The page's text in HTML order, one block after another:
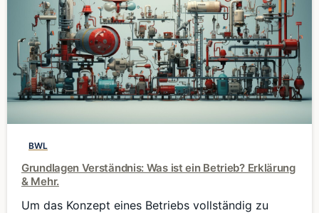
0
BWL
Grundlagen Verständnis: Was ist ein Betrieb? Erklärung
& Mehr.
Um das Konzept eines Betriebs vollständig zu